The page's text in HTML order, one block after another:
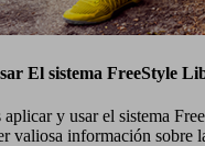
El sistema FreeStyle
y usar el sistema
valiosa información sobre